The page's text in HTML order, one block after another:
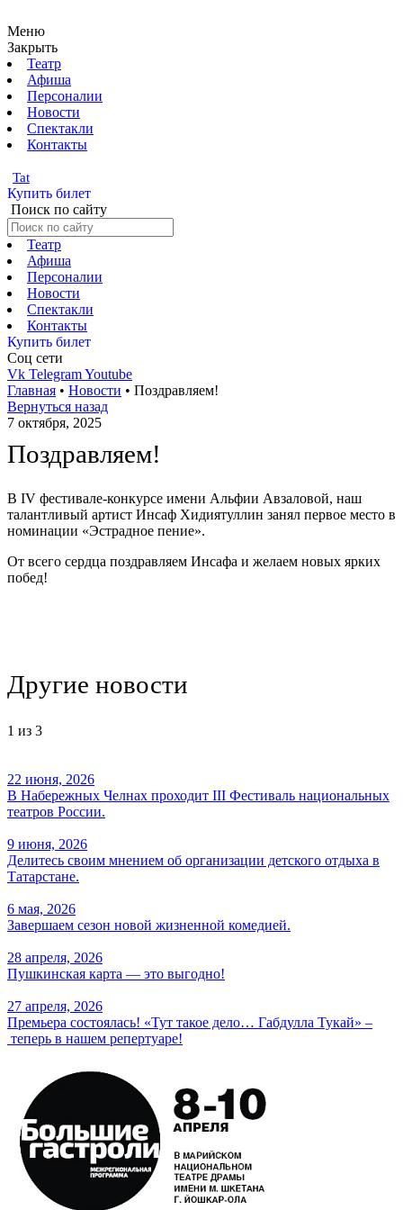
Меню
Закрыть
Театр
Афиша
Персоналии
Новости
Спектакли
Контакты
Tat
Купить билет
Поиск по сайту
Театр
Афиша
Персоналии
Новости
Спектакли
Контакты
Купить билет
Соц cети
Vk TelegramYoutube
Главная • Новости • Поздравляем!
Вернуться назад
7 октября, 2025
Поздравляем!
В IV фестивале-конкурсе имени Альфии Авзаловой, наш
талантливый артист Инсаф Хидиятуллин занял первое место в
номинации «Эстрадное пение».
От всего сердца поздравляем Инсафа и желаем новых ярких
побед!
Другие новости
1 из 3
22 июня, 2026
В Набережных Челнах проходит III Фестиваль национальных
театров России.
9 июня, 2026
Делитесь своим мнением об организации детского отдыха в
Татарстане.
6 мая, 2026
Завершаем сезон новой жизненной комедией.
28 апреля, 2026
Пушкинская карта — это выгодно!
27 апреля, 2026
Премьера состоялась! «Тут такое дело… Габдулла Тукай» –
теперь в нашем репертуаре!